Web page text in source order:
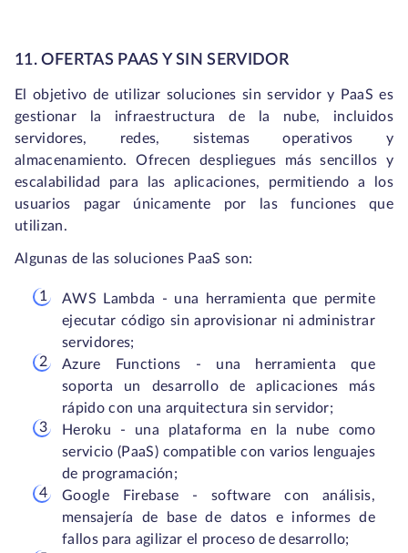
11. OFERTAS PAAS Y SIN SERVIDOR
El objetivo de utilizar soluciones sin servidor y PaaS es
gestionar la infraestructura de la nube, incluidos
servidores, redes, sistemas operativos y
almacenamiento. Ofrecen despliegues más sencillos y
escalabilidad para las aplicaciones, permitiendo a los
usuarios pagar únicamente por las funciones que
utilizan.
Algunas de las soluciones PaaS son:
AWS Lambda - una herramienta que permite
ejecutar código sin aprovisionar ni administrar
servidores;
Azure Functions - una herramienta que
soporta un desarrollo de aplicaciones más
rápido con una arquitectura sin servidor;
Heroku - una plataforma en la nube como
servicio (PaaS) compatible con varios lenguajes
de programación;
Google Firebase - software con análisis,
mensajería de base de datos e informes de
fallos para agilizar el proceso de desarrollo;